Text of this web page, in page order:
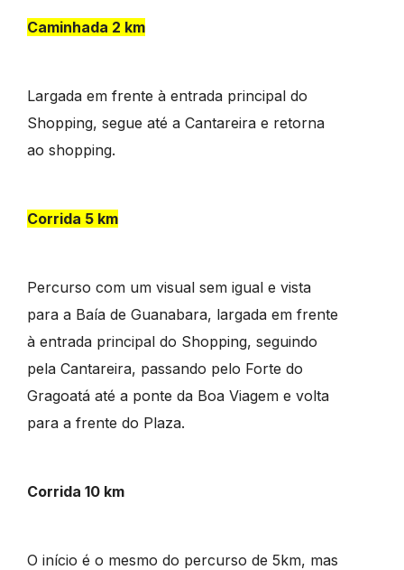
Caminhada 2 km
Largada em frente à entrada principal do
Shopping, segue até a Cantareira e retorna
ao shopping.
Corrida 5 km
Percurso com um visual sem igual e vista
para a Baía de Guanabara, largada em frente
à entrada principal do Shopping, seguindo
pela Cantareira, passando pelo Forte do
Gragoatá até a ponte da Boa Viagem e volta
para a frente do Plaza.
Corrida 10 km
O início é o mesmo do percurso de 5km, mas